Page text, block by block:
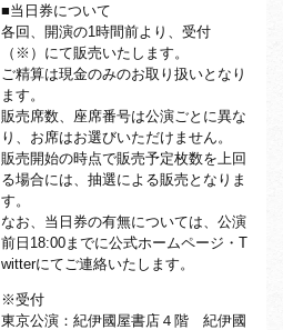
■当日券について
各回、開演の1時間前より、受付
（※）にて販売いたします。
ご精算は現金のみのお取り扱いとなり
ます。
販売席数、座席番号は公演ごとに異な
り、お席はお選びいただけません。
販売開始の時点で販売予定枚数を上回
る場合には、抽選による販売となりま
す。
なお、当日券の有無については、公演
前日18:00までに公式ホームページ・T
witterにてご連絡いたします。
※受付
東京公演：紀伊國屋書店４階 紀伊國